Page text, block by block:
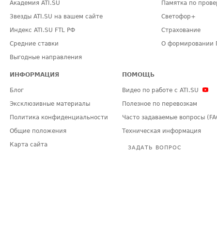
Академия ATI.SU
Звезды ATI.SU на вашем сайте
Индекс ATI.SU FTL РФ
Средние ставки
Выгодные направления
Памятка по
Светофор+
Страхование
О формировании
ИНФОРМАЦИЯ
Блог
Эксклюзивные материалы
Политика конфиденциальности
Общие положения
Карта сайта
ПОМОЩЬ
Видео по работе с ATI.SU
Полезное по перевозкам
Часто задаваемые вопросы
Техническая информация
ЗАДАТЬ ВОПРОС